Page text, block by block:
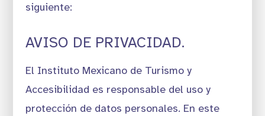
siguiente:
AVISO DE PRIVACIDAD.
El Instituto Mexicano de Turismo y
Accesibilidad es responsable del uso y
protección de datos personales. En este